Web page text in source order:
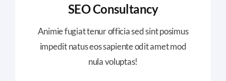
SEO Consultancy
Animie fugiat tenur officia sed sint posimus
impedit natus eos sapiente odit amet mod
nula voluptas!